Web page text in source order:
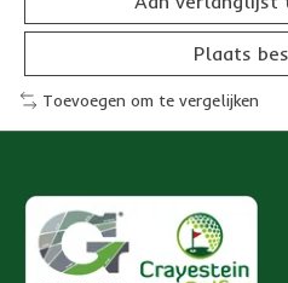
Plaats
Toevoegen om te vergelijken